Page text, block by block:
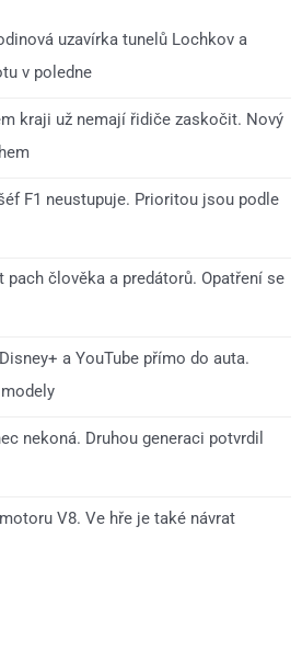
uzavírka tunelů Lochkov a
v poledne
kraji už nemají řidiče zaskočit. Nový
F1 neustupuje. Prioritou jsou podle
člověka a predátorů. Opatření se
a YouTube přímo do auta.
nekoná. Druhou generaci potvrdil
V8. Ve hře je také návrat